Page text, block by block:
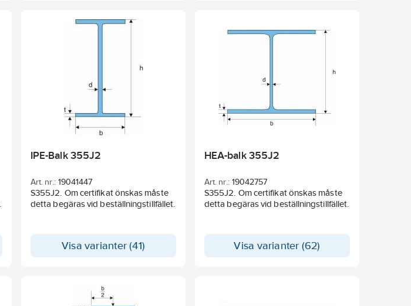
IPE-Balk 355J2
Art. nr.: 19041447
S355J2. Om certifikat önskas måste
detta begäras vid beställningstillfället.
Visa varianter (41)
HEA-balk 355J2
Art. nr.: 19042757
S355J2. Om certifikat önskas måste
detta begäras vid beställningstillfället.
Visa varianter (62)